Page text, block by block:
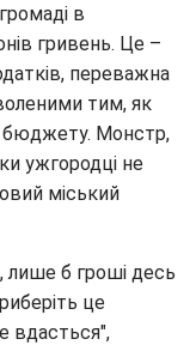
в
гривень. Це –
переважна
тим, як
бюджету. Монстр,
ужгородці не
міський
лише б гроші десь
це
вдасться",